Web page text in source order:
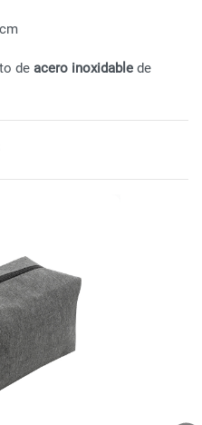
de acero inoxidable de